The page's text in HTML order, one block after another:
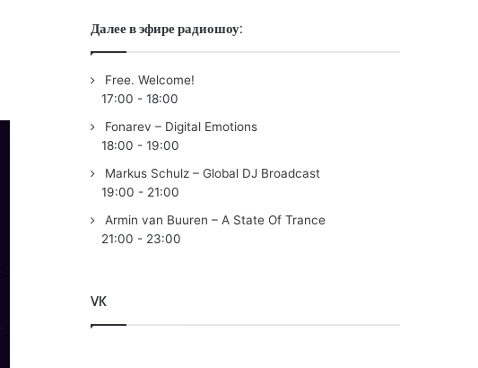
Далее в эфире радиошоу:
Free. Welcome!
17:00 -18:00
Fonarev – Digital Emotions
18:00 -19:00
Markus Schulz – Global DJ Broadcast
19:00 - 21:00
Armin van Buuren – A State Of Trance
21:00 - 23:00
VK